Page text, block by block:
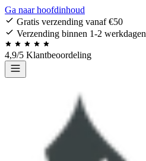
Ga naar hoofdinhoud
Gratis verzending vanaf €50
Verzending binnen 1-2 werkdagen
4,9/5 Klantbeoordeling